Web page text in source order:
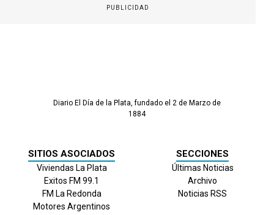
PUBLICIDAD
Diario El Día de la Plata, fundado el 2 de Marzo de
1884
SITIOS ASOCIADOS
Viviendas La Plata
Exitos FM 99.1
FM La Redonda
Motores Argentinos
SECCIONES
Últimas Noticias
Archivo
Noticias RSS